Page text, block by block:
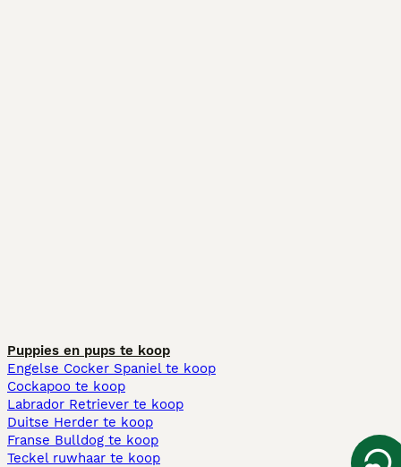
Puppies en pups te koop
Engelse Cocker Spaniel te koop
Cockapoo te koop
Labrador Retriever te koop
Duitse Herder te koop
Franse Bulldog te koop
Teckel ruwhaar te koop